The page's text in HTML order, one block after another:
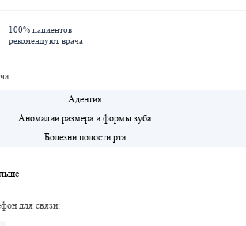
100% пациентов
рекомендуют врача
Адентия
Аномалии размера и формы зуба
Болезни полости рта
для связи: